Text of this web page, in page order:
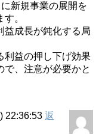
新規事業の展開を
。
益成長が鈍化する局
利益の押し下げ効果
で、注意が必要かと
22:36:53 返